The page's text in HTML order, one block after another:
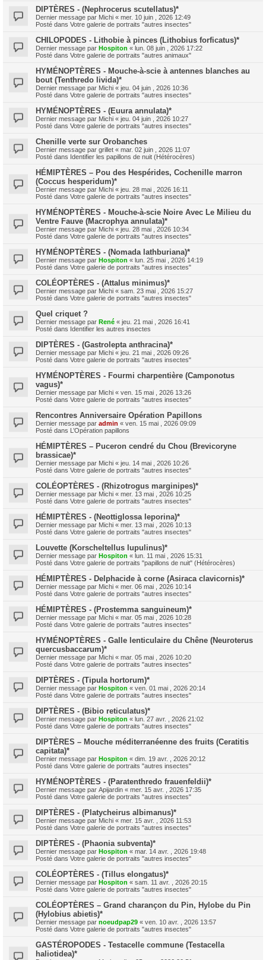
DIPTÈRES - (Nephrocerus scutellatus)*
Dernier message par Michi « mer. 10 juin , 2026 12:49
Posté dans Votre galerie de portraits "autres insectes"
CHILOPODES - Lithobie à pinces (Lithobius forficatus)*
Dernier message par Hospiton « lun. 08 juin , 2026 17:22
Posté dans Votre galerie de portraits "autres animaux"
HYMÉNOPTÈRES - Mouche-à-scie à antennes blanches au
bout (Tenthredo livida)*
Dernier message par Michi « jeu. 04 juin , 2026 10:36
Posté dans Votre galerie de portraits "autres insectes"
HYMÉNOPTÈRES - (Euura annulata)*
Dernier message par Michi « jeu. 04 juin , 2026 10:27
Posté dans Votre galerie de portraits "autres insectes"
Chenille verte sur Orobanches
Dernier message par grillet « mar. 02 juin , 2026 11:07
Posté dans Identifier les papillons de nuit (Hétérocères)
HÉMIPTÈRES – Pou des Hespérides, Cochenille marron
(Coccus hesperidum)*
Dernier message par Michi « jeu. 28 mai , 2026 16:11
Posté dans Votre galerie de portraits "autres insectes"
HYMÉNOPTÈRES - Mouche-à-scie Noire Avec Le Milieu du
Ventre Fauve (Macrophya annulata)*
Dernier message par Michi « jeu. 28 mai , 2026 10:34
Posté dans Votre galerie de portraits "autres insectes"
HYMÉNOPTÈRES - (Nomada lathburiana)*
Dernier message par Hospiton « lun. 25 mai , 2026 14:19
Posté dans Votre galerie de portraits "autres insectes"
COLÉOPTÈRES - (Attalus minimus)*
Dernier message par Michi « sam. 23 mai , 2026 15:27
Posté dans Votre galerie de portraits "autres insectes"
Quel criquet ?
Dernier message par René « jeu. 21 mai , 2026 16:41
Posté dans Identifier les autres insectes
DIPTÈRES - (Gastrolepta anthracina)*
Dernier message par Michi « jeu. 21 mai , 2026 09:26
Posté dans Votre galerie de portraits "autres insectes"
HYMÉNOPTÈRES - Fourmi charpentière (Camponotus
vagus)*
Dernier message par Michi « ven. 15 mai , 2026 13:26
Posté dans Votre galerie de portraits "autres insectes"
Rencontres Anniversaire Opération Papillons
Dernier message par admin « ven. 15 mai , 2026 09:09
Posté dans L’Opération papillons
HÉMIPTÈRES – Puceron cendré du Chou (Brevicoryne
brassicae)*
Dernier message par Michi « jeu. 14 mai , 2026 10:26
Posté dans Votre galerie de portraits "autres insectes"
COLÉOPTÈRES - (Rhizotrogus marginipes)*
Dernier message par Michi « mer. 13 mai , 2026 10:25
Posté dans Votre galerie de portraits "autres insectes"
HÉMIPTÈRES - (Neottiglossa leporina)*
Dernier message par Michi « mer. 13 mai , 2026 10:13
Posté dans Votre galerie de portraits "autres insectes"
Louvette (Korscheltellus lupulinus)*
Dernier message par Hospiton « lun. 11 mai , 2026 15:31
Posté dans Votre galerie de portraits "papillons de nuit" (Hétérocères)
HÉMIPTÈRES - Delphacide à corne (Asiraca clavicornis)*
Dernier message par Michi « mer. 06 mai , 2026 10:14
Posté dans Votre galerie de portraits "autres insectes"
HÉMIPTÈRES - (Prostemma sanguineum)*
Dernier message par Michi « mar. 05 mai , 2026 10:28
Posté dans Votre galerie de portraits "autres insectes"
HYMÉNOPTÈRES - Galle lenticulaire du Chêne (Neuroterus
quercusbaccarum)*
Dernier message par Michi « mar. 05 mai , 2026 10:20
Posté dans Votre galerie de portraits "autres insectes"
DIPTÈRES - (Tipula hortorum)*
Dernier message par Hospiton « ven. 01 mai , 2026 20:14
Posté dans Votre galerie de portraits "autres insectes"
DIPTÈRES - (Bibio reticulatus)*
Dernier message par Hospiton « lun. 27 avr. , 2026 21:02
Posté dans Votre galerie de portraits "autres insectes"
DIPTÈRES – Mouche méditerranéenne des fruits (Ceratitis
capitata)*
Dernier message par Hospiton « dim. 19 avr. , 2026 20:12
Posté dans Votre galerie de portraits "autres insectes"
HYMÉNOPTÈRES - (Paratenthredo frauenfeldii)*
Dernier message par Apijardin « mer. 15 avr. , 2026 17:35
Posté dans Votre galerie de portraits "autres insectes"
DIPTÈRES - (Platycheirus albimanus)*
Dernier message par Michi « mer. 15 avr. , 2026 11:53
Posté dans Votre galerie de portraits "autres insectes"
DIPTÈRES - (Phaonia subventa)*
Dernier message par Hospiton « mar. 14 avr. , 2026 19:48
Posté dans Votre galerie de portraits "autres insectes"
COLÉOPTÈRES - (Tillus elongatus)*
Dernier message par Hospiton « sam. 11 avr. , 2026 20:15
Posté dans Votre galerie de portraits "autres insectes"
COLÉOPTÈRES – Grand charançon du Pin, Hylobe du Pin
(Hylobius abietis)*
Dernier message par noeudpap29 « ven. 10 avr. , 2026 13:57
Posté dans Votre galerie de portraits "autres insectes"
GASTÉROPODES - Testacelle commune (Testacella
haliotidea)*